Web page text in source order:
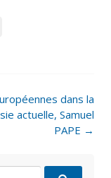
dans la
actuelle, Samuel
PAPE →